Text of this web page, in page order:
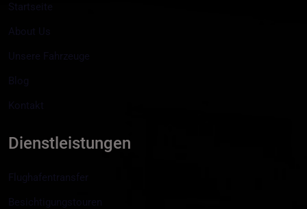
Startseite
About Us
Unsere Fahrzeuge
Blog
Kontakt
Dienstleistungen
Flughafentransfer
Besichtigungstouren